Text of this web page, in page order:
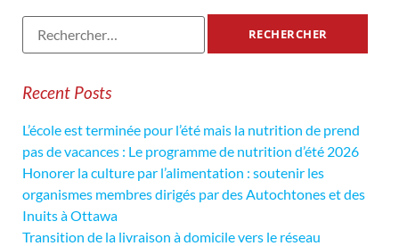
Recent Posts
L’école est terminée pour l’été mais la nutrition de prend
pas de vacances : Le programme de nutrition d’été 2026
Honorer la culture par l’alimentation : soutenir les
organismes membres dirigés par des Autochtones et des
Inuits à Ottawa
Transition de la livraison à domicile vers le réseau